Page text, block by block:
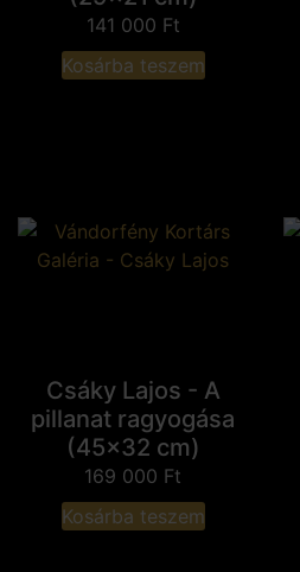
141 000 Ft
Kosárba teszem
Csáky Lajos - A
pillanat ragyogása
(45x32 cm)
169 000 Ft
Kosárba teszem